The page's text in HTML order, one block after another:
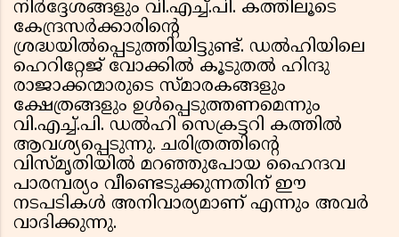
നിർദ്ദേശങ്ങളും വി.എച്ച്.പി. കത്തിലൂടെ
കേന്ദ്രസർക്കാരിന്റെ
ശ്രദ്ധയിൽപ്പെടുത്തിയിട്ടുണ്ട്. ഡൽഹിയിലെ
ഹെറിറ്റേജ് വോക്കിൽ കൂടുതൽ ഹിന്ദു
രാജാക്കന്മാരുടെ സ്മാരകങ്ങളും
ക്ഷേത്രങ്ങളും ഉൾപ്പെടുത്തണമെന്നും
വി.എച്ച്.പി. ഡൽഹി സെക്രട്ടറി കത്തിൽ
ആവശ്യപ്പെടുന്നു. ചരിത്രത്തിന്റെ
വിസ്മൃതിയിൽ മറഞ്ഞുപോയ ഹൈന്ദവ
പാരമ്പര്യം വീണ്ടെടുക്കുന്നതിന് ഈ
നടപടികൾ അനിവാര്യമാണ് എന്നും അവർ
വാദിക്കുന്നു.